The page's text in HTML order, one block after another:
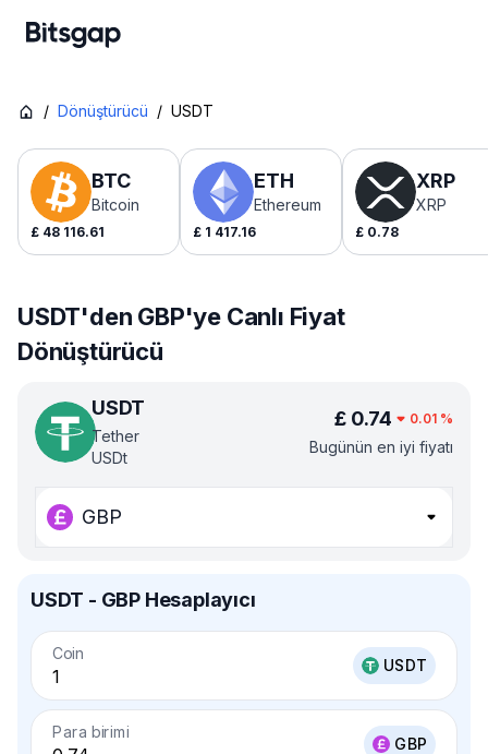
/ Dönüştürücü / USDT
BTC
Bitcoin
£ 48 116.61
ETH
Ethereum
£ 1 417.16
XRP
XRP
£ 0.78
USDT'den GBP'ye Canlı Fiyat
Dönüştürücü
USDT
Tether
USDt
£ 0.74 0.01 %
Bugünün en iyi fiyatı
GBP
USDT - GBP Hesaplayıcı
Coin
USDT
Para birimi
GBP